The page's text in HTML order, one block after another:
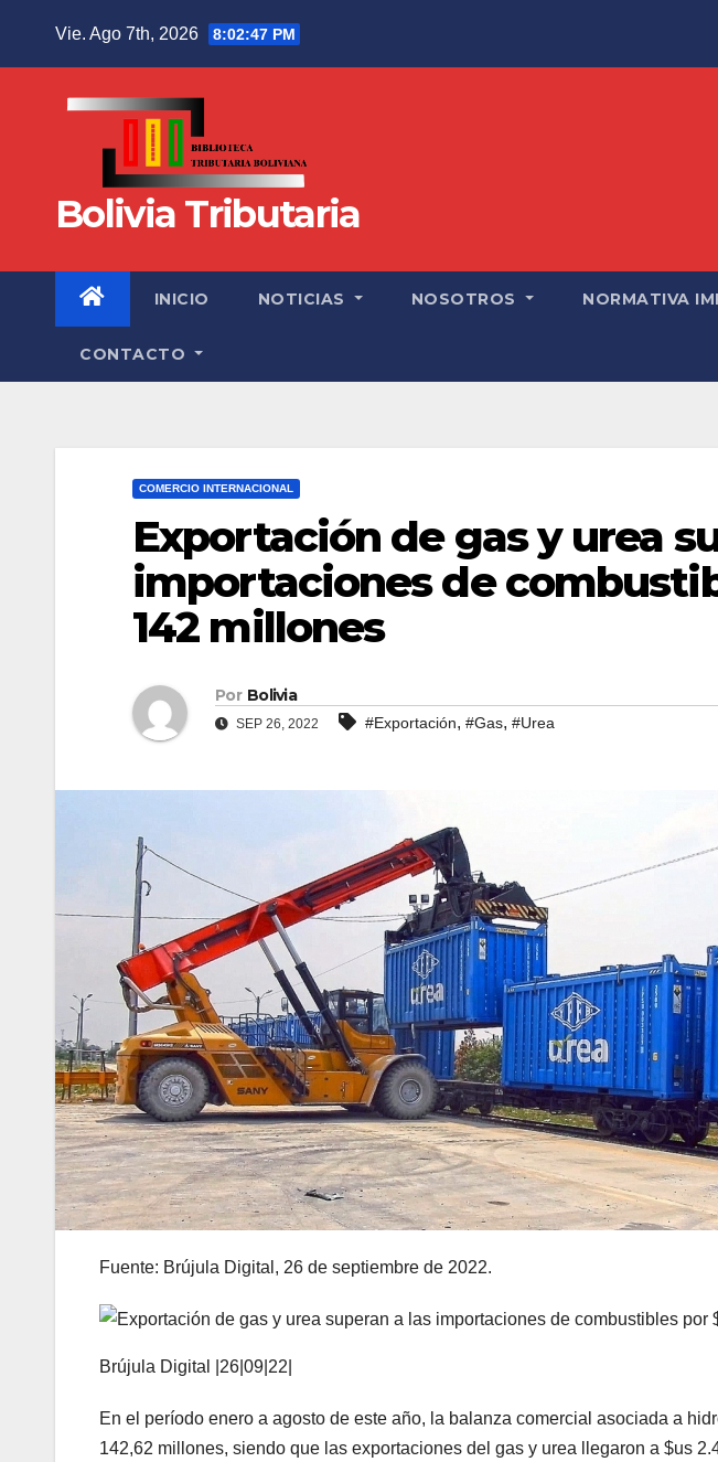
Vie. Ago 7th, 2026 8:02:48 PM
Bolivia Tributaria
INICIO NOTICIAS NOSOTROS NORMATIVA
CONTACTO
COMERCIO INTERNACIONAL
Exportación de gas y urea
importaciones de
142 millones
Por Bolivia
SEP 26, 2022 #Exportación, #Gas, #Urea
Fuente: Brújula Digital, 26 de septiembre de 2022.
Brújula Digital |26|09|22|
En el período enero a agosto de este año, la balanza comercial asociada a
142,62 millones, siendo que las exportaciones del gas y urea llegaron a $us